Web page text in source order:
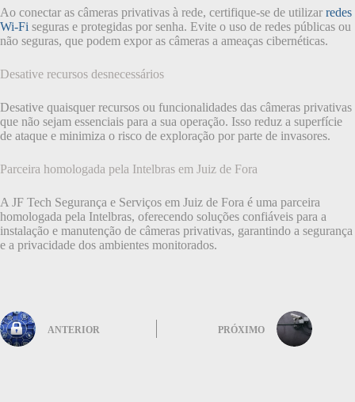
Ao conectar as câmeras privativas à rede, certifique-se de utilizar redes
Wi-Fi seguras e protegidas por senha. Evite o uso de redes públicas ou
não seguras, que podem expor as câmeras a ameaças cibernéticas.
Desative recursos desnecessários
Desative quaisquer recursos ou funcionalidades das câmeras privativas
que não sejam essenciais para a sua operação. Isso reduz a superfície
de ataque e minimiza o risco de exploração por parte de invasores.
Parceira homologada pela Intelbras em Juiz de Fora
A JF Tech Segurança e Serviços em Juiz de Fora é uma parceira
homologada pela Intelbras, oferecendo soluções confiáveis para a
instalação e manutenção de câmeras privativas, garantindo a segurança
e a privacidade dos ambientes monitorados.
ANTERIOR PRÓXIMO